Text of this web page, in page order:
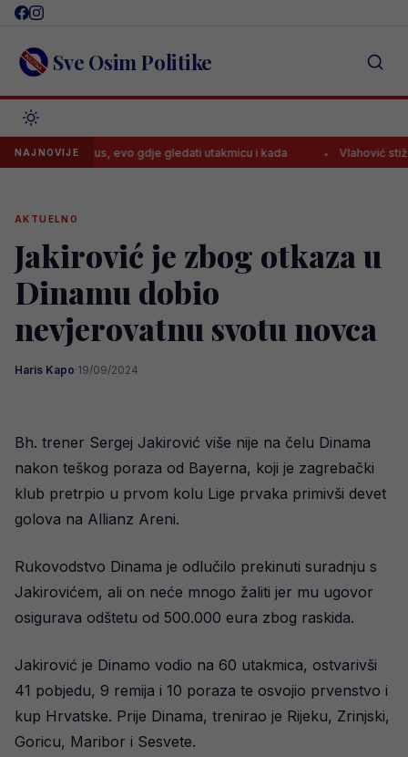
Skip
content Sve Osim Politike
NAJNOVIJE
Juventus, evo gdje gledati utakmicu i kada Vlahović stiže u
AKTUELNO
Jakirović je zbog otkaza u
Dinamu dobio
nevjerovatnu svotu novca
Haris Kapo·19/09/2024
Bh. trener Sergej Jakirović više nije na čelu Dinama
nakon teškog poraza od Bayerna, koji je zagrebački
klub pretrpio u prvom kolu Lige prvaka primivši devet
golova na Allianz Areni.
Rukovodstvo Dinama je odlučilo prekinuti suradnju s
Jakirovićem, ali on neće mnogo žaliti jer mu ugovor
osigurava odštetu od 500.000 eura zbog raskida.
Jakirović je Dinamo vodio na 60 utakmica, ostvarivši
41 pobjedu, 9 remija i 10 poraza te osvojio prvenstvo i
kup Hrvatske. Prije Dinama, trenirao je Rijeku, Zrinjski,
Goricu, Maribor i Sesvete.